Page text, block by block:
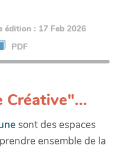
édition : 17 Feb 2026
PDF